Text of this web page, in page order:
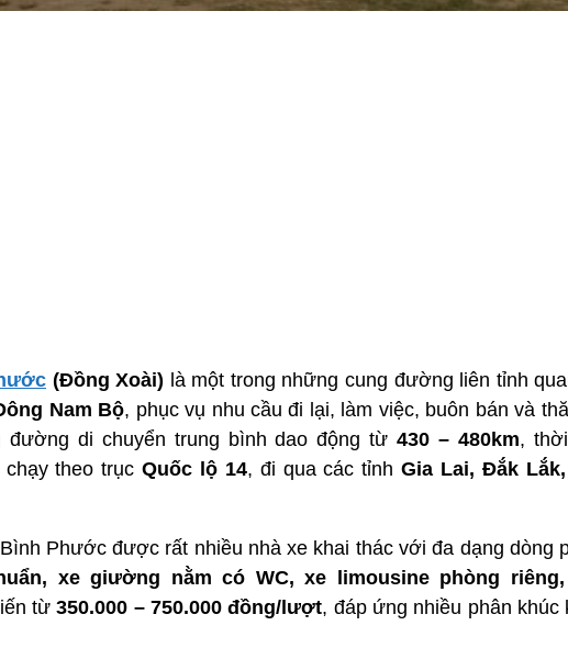
(Đồng Xoài) là một trong những cung đường liên tỉnh
Nam Bộ, phục vụ nhu cầu đi lại, làm việc, buôn bán và
đường di chuyển trung bình dao động từ430 – 480km,
chạy theo trụcQuốc lộ 14, đi qua các tỉnhGia Lai, Đắk
Phước được rất nhiều nhà xe khai thác với đa dạng dòng
xe giường nằm có WC, xe limousine phòng
từ350.000 – 750.000 đồng/lượt, đáp ứng nhiều phân khúc